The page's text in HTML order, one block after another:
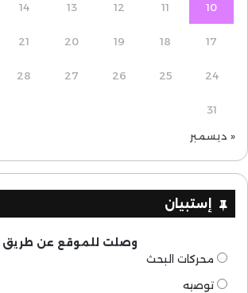
10
11
12
13
14
17
18
19
20
21
24
25
26
27
28
31
« ديسمبر
إستبيان
وصلت للموقع عن طريق
محركات البحث
توصيه